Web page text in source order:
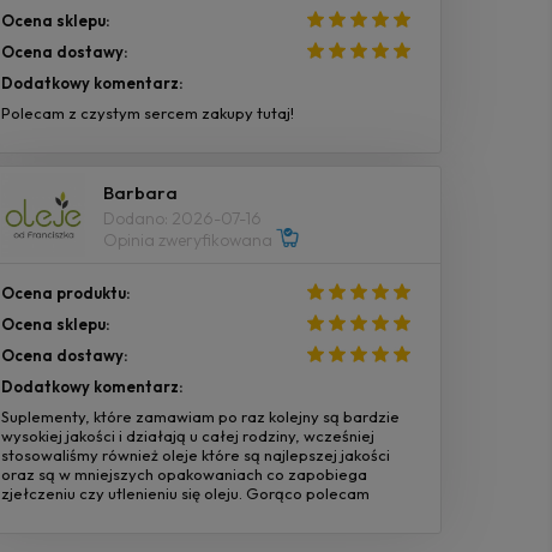
Ocena sklepu:
Ocena dostawy:
Dodatkowy komentarz:
Polecam z czystym sercem zakupy tutaj!
Barbara
Dodano: 2026-07-16
Opinia zweryfikowana
Ocena produktu:
Ocena sklepu:
Ocena dostawy:
Dodatkowy komentarz:
Suplementy, które zamawiam po raz kolejny są bardzie
wysokiej jakości i działają u całej rodziny, wcześniej
stosowaliśmy również oleje które są najlepszej jakości
oraz są w mniejszych opakowaniach co zapobiega
zjełczeniu czy utlenieniu się oleju. Gorąco polecam